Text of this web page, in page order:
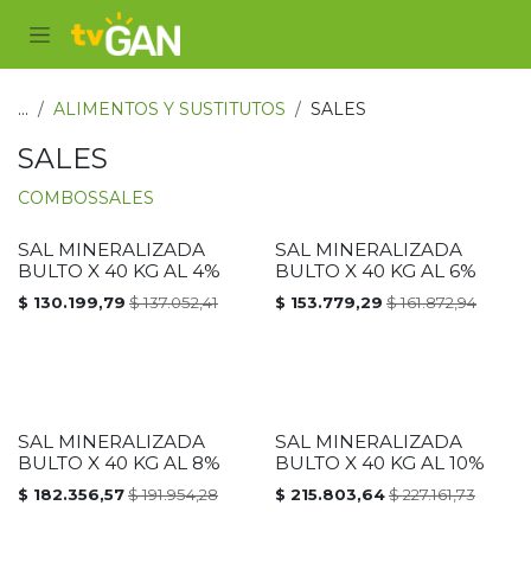
... ALIMENTOS Y SUSTITUTOS SALES
SALES
COMBOSSALES
PROMOCIÓN
SAL MINERALIZADA
BULTO X 40 KG AL 4%
$ 130.199,79 $137.052,41 PROMOCIÓN
SAL MINERALIZADA
BULTO X 40 KG AL 6%
$ 153.779,29 $161.872,94
PROMOCIÓN
SAL MINERALIZADA
BULTO X 40 KG AL 8%
$ 182.356,57$191.954,28 PROMOCIÓN
SAL MINERALIZADA
BULTO X 40 KG AL 10%
$ 215.803,64$227.161,73